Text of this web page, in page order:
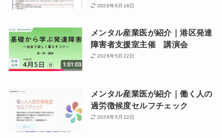
2026年6月18日
メンタル産業医が紹介｜港区発達
障害者支援室主催 講演会
2026年5月22日
メンタル産業医が紹介｜働く人の
過労徴候度セルフチェック
2026年5月22日